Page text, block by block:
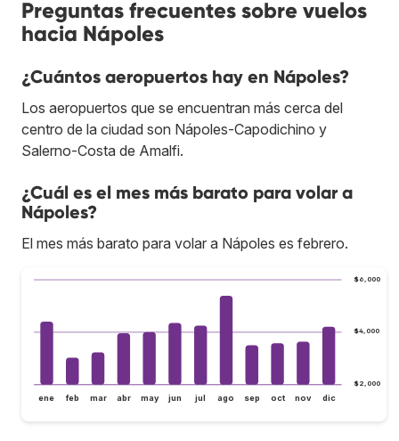
Preguntas frecuentes sobre vuelos
hacia Nápoles
¿Cuántos aeropuertos hay en Nápoles?
Los aeropuertos que se encuentran más cerca del
centro de la ciudad son Nápoles-Capodichino y
Salerno-Costa de Amalfi.
¿Cuál es el mes más barato para volar a
Nápoles?
El mes más barato para volar a Nápoles es febrero.
$2,000
$4,000
$6,000
ene feb mar abr may jun jul ago sep oct nov dic